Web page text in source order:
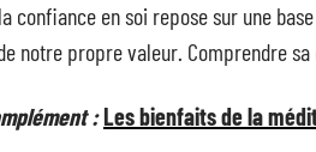
confiance en soi repose sur une base
notre propre valeur. Comprendre
:Les bienfaits de la